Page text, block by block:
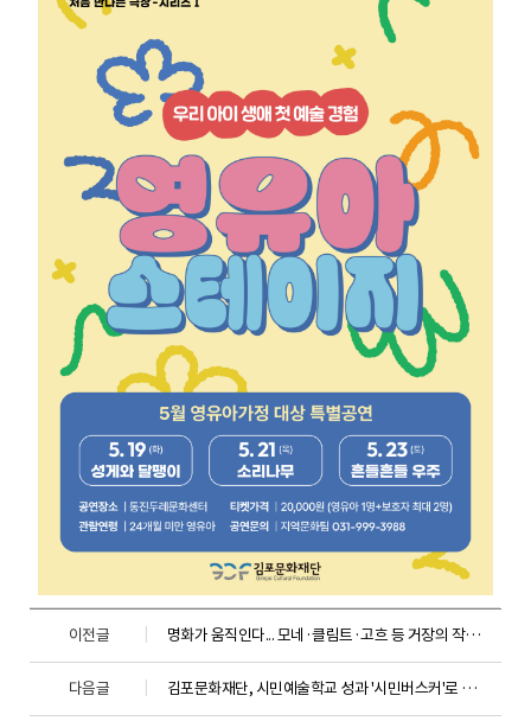
이전글 명화가 움직인다... 모네·클림트·고흐 등 거장의 작품으로 펼치는 스토리형 미디어아트 전시
다음글 김포문화재단, 시민예술학교 성과 '시민버스커'로 꽃피다